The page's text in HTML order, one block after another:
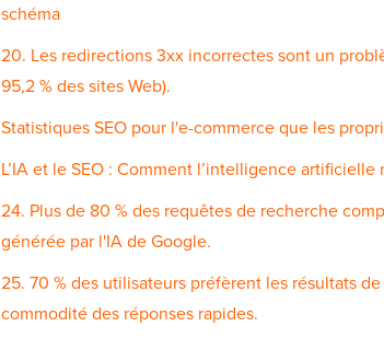
schéma
20. Les redirections 3xx incorrectes sont un
95,2 % des sites Web).
Statistiques SEO pour l'e-commerce que les
L’IA et le SEO : Comment l’intelligence
24. Plus de 80 % des requêtes de recherche
générée par l'IA de Google.
25. 70 % des utilisateurs préfèrent les résultats
commodité des réponses rapides.